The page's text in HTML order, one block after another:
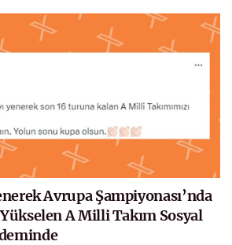
Avrupa Şampiyonası’nda
A Milli Takım Sosyal